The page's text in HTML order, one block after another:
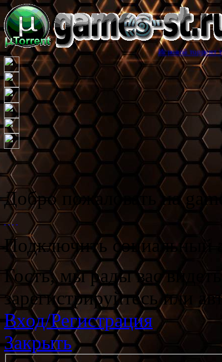
Игровой торрент трекер
Добро пожаловать на
Подключить социальный
Гость, мы рады вас
зарегистрируйтесь или
Вход/Регистрация
Закрыть